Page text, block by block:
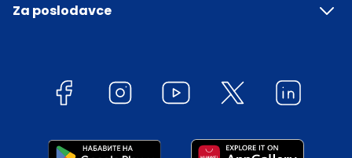
Za poslodavce